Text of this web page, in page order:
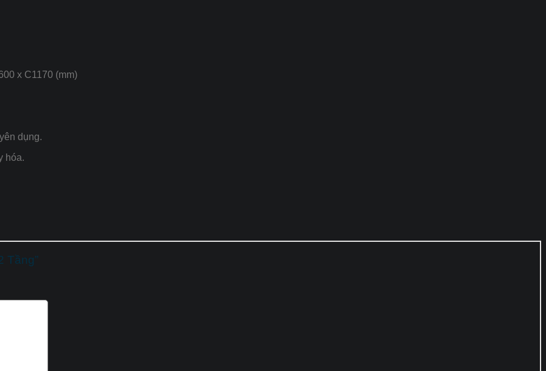
x C1170 (mm)
dụng.
hóa.
Tầng”